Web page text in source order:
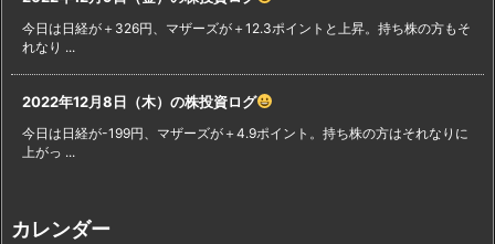
今日は日経が＋326円、マザーズが＋12.3ポイントと上昇。持ち株の方もそ
れなり ...
2022年12月8日（木）の株投資ログ
今日は日経が-199円、マザーズが＋4.9ポイント。持ち株の方はそれなりに
上がっ ...
カレンダー